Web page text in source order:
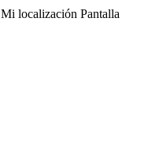
Mi localización Pantalla